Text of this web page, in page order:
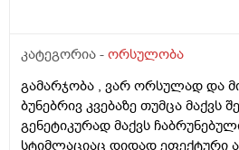
კატეგორია - ორსულობა
გამარჯობა , ვარ ორსულად და
ბუნებრივ კვებაზე თუმცა მაქვს
გენეტიკურად მაქვს
სტიმლაციაც დიდად ეფექტური